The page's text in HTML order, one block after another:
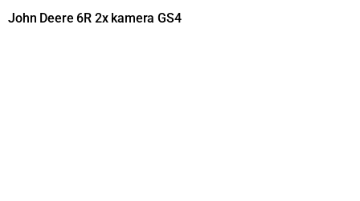
John Deere 6R 2x kamera GS4